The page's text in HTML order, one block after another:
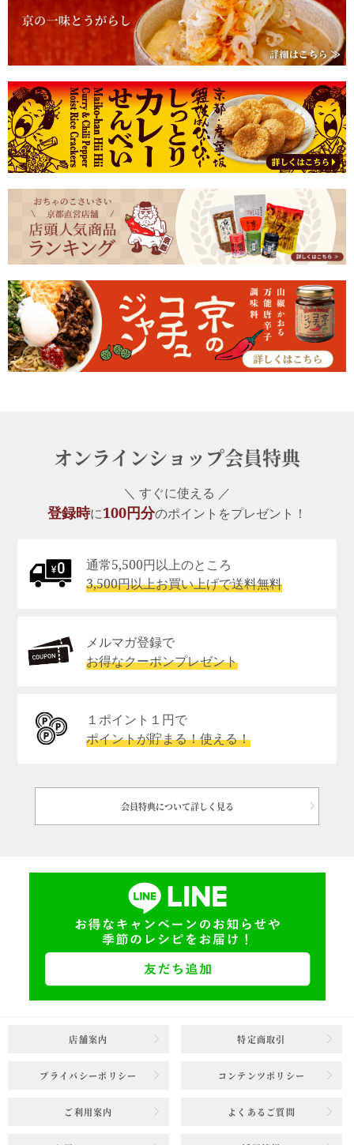
オンラインショップ会員特典
＼ すぐに使える ／
登録時に100円分のポイントをプレゼント！
通常5,500円以上のところ
3,500円以上お買い上げで送料無料
メルマガ登録で
お得なクーポンプレゼント
１ポイント１円で
ポイントが貯まる！使える！
会員特典について詳しく見る
店舗案内 特定商取引
プライバシーポリシー コンテンツポリシー
ご利用案内 よくあるご質問